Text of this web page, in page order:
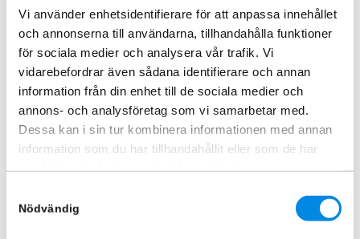
Vi använder enhetsidentifierare för att anpassa innehållet
och annonserna till användarna, tillhandahålla funktioner
för sociala medier och analysera vår trafik. Vi
vidarebefordrar även sådana identifierare och annan
information från din enhet till de sociala medier och
annons- och analysföretag som vi samarbetar med.
Dessa kan i sin tur kombinera informationen med annan
information som du har tillhandahållit eller som de har
Nödvändig
Horn Fixators Kit Scania 17+
ARTNR:864641
1 557,50kr
Inkl. moms
Lägg i varukorg
Vindavvisare Scania S,R,G,P-
serie 17+
1 231,25kr
Lägg i varukorg
Liknande produkter